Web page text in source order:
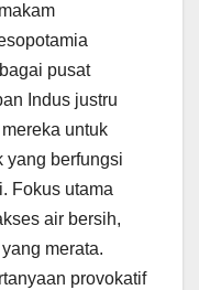
pusat
Indus justru
untuk
yang berfungsi
Fokus utama
air bersih,
merata.
provokatif